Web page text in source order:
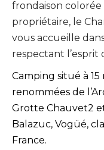
frondaison
propriétaire, le
vous accueille
respectant l’esprit
Camping situé à
renommées de
Grotte Chauvet2
Balazuc, Vogüé,
France.